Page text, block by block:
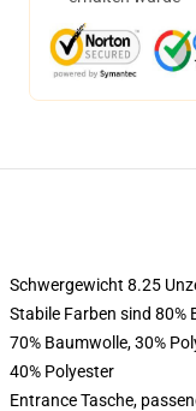
Schwergewicht 8.25
Stabile Farben sind 80%
70% Baumwolle, 30%
40% Polyester
Entrance Tasche,